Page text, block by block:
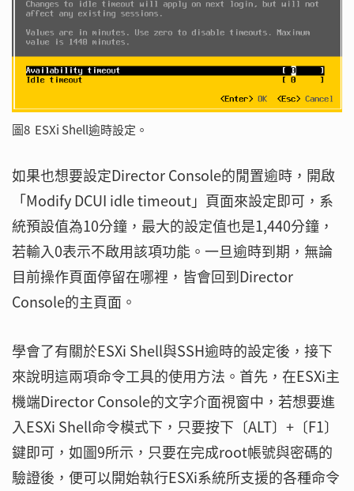
圖8 ESXi Shell逾時設定。
如果也想要設定Director Console的閒置逾時，開啟
「Modify DCUI idle timeout」頁面來設定即可，系
統預設值為10分鐘，最大的設定值也是1,440分鐘，
若輸入0表示不啟用該項功能。一旦逾時到期，無論
目前操作頁面停留在哪裡，皆會回到Director
Console的主頁面。
學會了有關於ESXi Shell與SSH逾時的設定後，接下
來說明這兩項命令工具的使用方法。首先，在ESXi主
機端Director Console的文字介面視窗中，若想要進
入ESXi Shell命令模式下，只要按下〔ALT〕+〔F1〕
鍵即可，如圖9所示，只要在完成root帳號與密碼的
驗證後，便可以開始執行ESXi系統所支援的各種命令